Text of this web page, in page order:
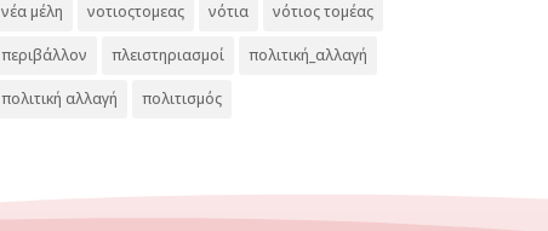
νέα μέλη νοτιοςτομεας νότια νότιος τομέας
περιβάλλον πλειστηριασμοί πολιτική_αλλαγή
πολιτική αλλαγή πολιτισμός